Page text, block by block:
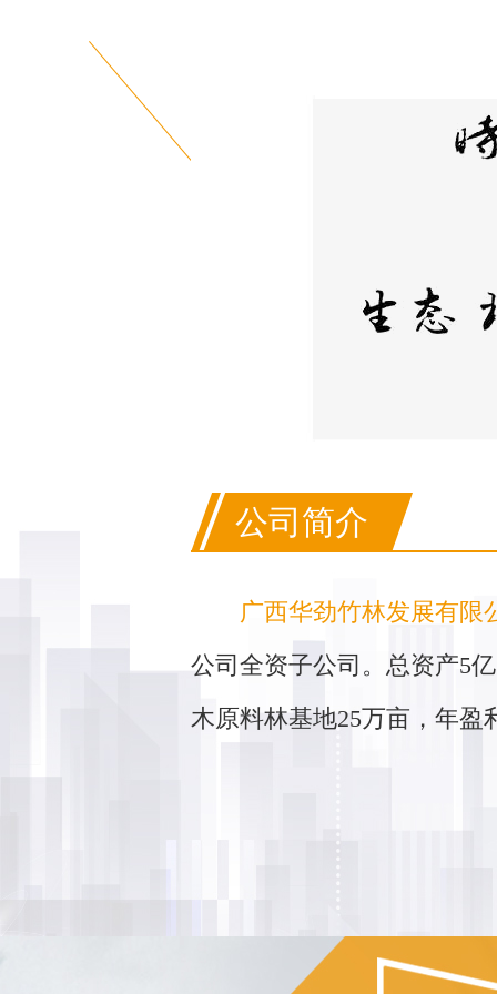
公司简介
广西华劲竹林发展有限
公司全资子公司。总资产5
木原料林基地25万亩，年盈